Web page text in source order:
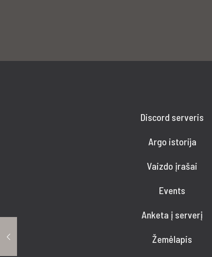
Discord serveris
Argo istorija
Vaizdo įrašai
Events
Anketa į serverį
Žemėlapis